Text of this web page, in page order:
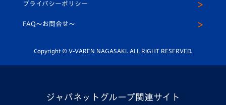
平和祈念活動
ホームタウン活動
スクール
公式LINE＠
プライバシーポリシー
FAQ〜お問合せ〜
Copyright © V-VAREN NAGASAKI. ALL RIGHT RESERVED.
ジャパネットグループ関連サイト